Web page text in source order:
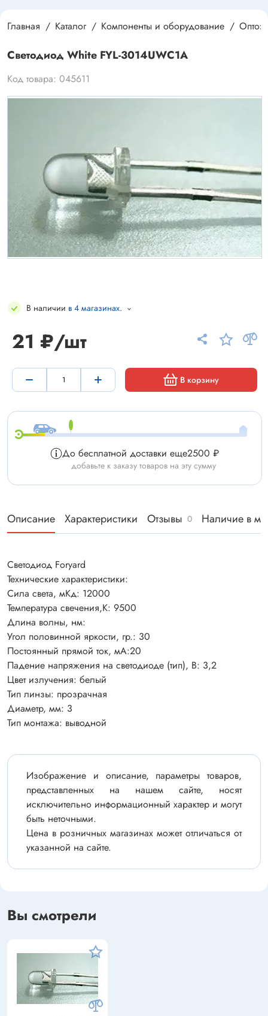
Главная Каталог Компоненты и оборудование
Светодиод White FYL-3014UWC1A
Код товара: 045611
В наличии в 4 магазинах.
21 ₽/шт
В корзину
До бесплатной доставки еще2500 ₽
добавьте к заказу товаров на эту сумму
Описание Характеристики Отзывы 0 Наличие в
Светодиод Foryard
Технические характеристики:
Сила света, мКд: 12000
Температура свечения,К: 9500
Длина волны, нм:
Угол половинной яркости, гр.: 30
Постоянный прямой ток, мА:20
Падение напряжения на светодиоде (тип), В: 3,2
Цвет излучения: белый
Тип линзы: прозрачная
Диаметр, мм: 3
Тип монтажа: выводной
Изображение и описание, параметры товаров,
представленных на нашем сайте, носят
исключительно информационный характер и могут
быть неточными.
Цена в розничных магазинах может отличаться от
указанной на сайте.
Вы смотрели